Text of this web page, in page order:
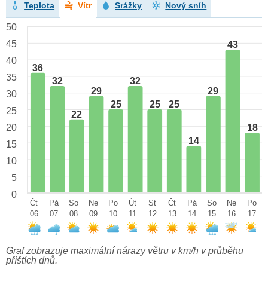
Teplota Vítr Srážky Nový sníh
36
32
22
29
25
32
25 25
14
29
43
18
50
45
40
35
30
25
20
15
10
5
0
Čt
06
Pá
07
So
08
Ne
09
Po
10
Út
11
St
12
Čt
13
Pá
14
So
15
Ne
16
Po
17
Graf zobrazuje maximální nárazy větru v km/h v průběhu
příštích dnů.